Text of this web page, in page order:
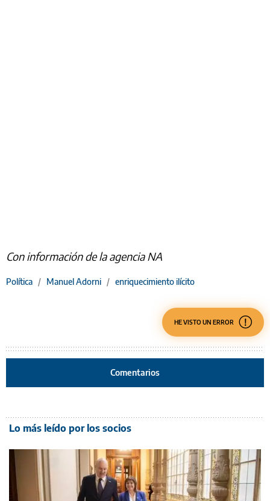
Con información de la agencia NA
Política / Manuel Adorni / enriquecimiento ilícito
HE VISTO UN ERROR
Comentarios
Lo más leído por los socios